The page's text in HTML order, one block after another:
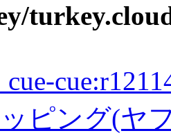
ピング(ヤ